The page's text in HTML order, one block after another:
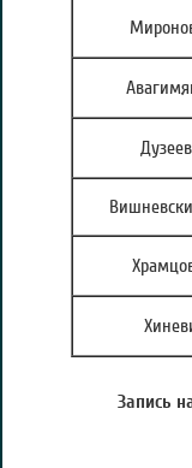
Запись